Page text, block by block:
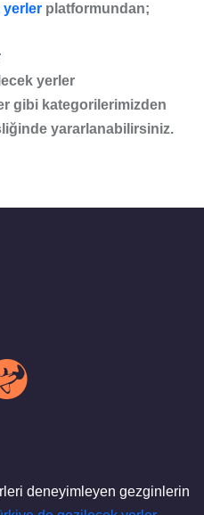
yerler platformundan;
yerler
gibi kategorilerimizden
yararlanabilirsiniz.
deneyimleyen gezginlerin